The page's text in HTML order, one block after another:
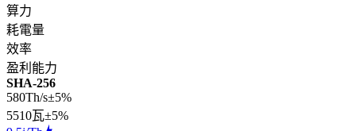
算力
耗電量
效率
盈利能力
SHA-256
580Th/s±5%
5510瓦±5%